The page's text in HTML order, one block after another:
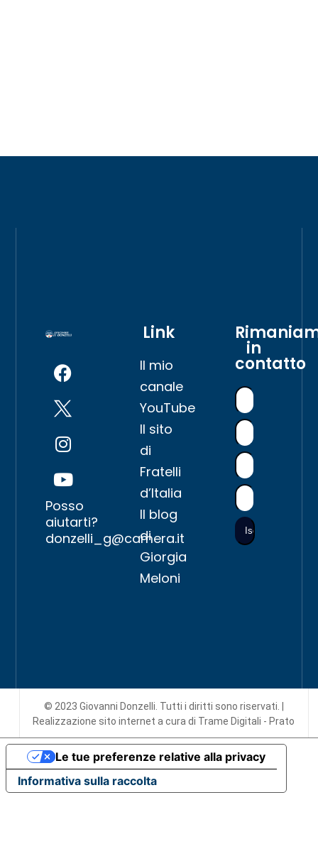
Posso
aiutarti?
donzelli_g@camera.it
Link
Il mio
canale
YouTube
Il sito
di
Fratelli
d’Italia
Il blog
di
Giorgia
Meloni
in
contatto
© 2023 Giovanni Donzelli. Tutti i diritti sono riservati. |
Realizzazione sito interneta cura di Trame Digitali - Prato
Informativa sulla raccolta
Le tue preferenze relative alla privacy